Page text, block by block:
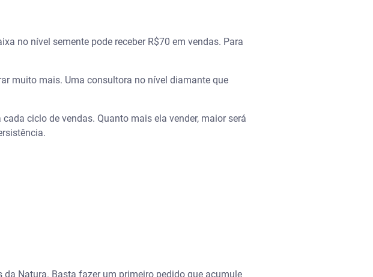
no nível semente pode receber R$70 em vendas. Para
muito mais. Uma consultora no nível diamante que
ciclo de vendas. Quanto mais ela vender, maior será
Natura. Basta fazer um primeiro pedido que acumule